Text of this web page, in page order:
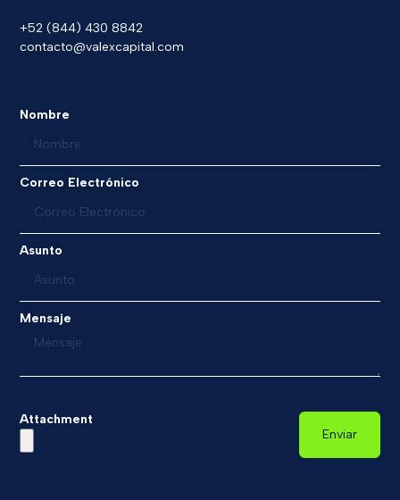
+52 (844) 430 8842
contacto@valexcapital.com
Nombre
Correo Electrónico
Asunto
Mensaje
Attachment
Enviar